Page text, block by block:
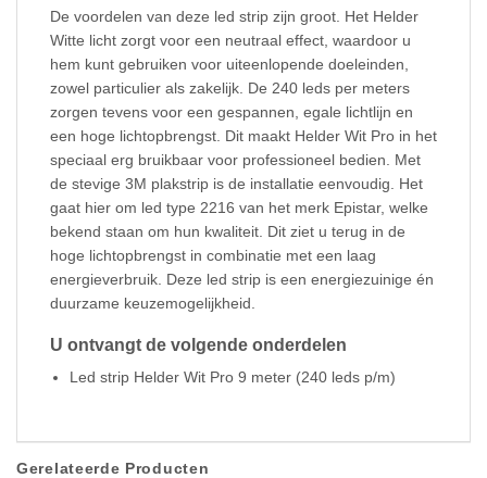
De voordelen van deze led strip zijn groot. Het Helder
Witte licht zorgt voor een neutraal effect, waardoor u
hem kunt gebruiken voor uiteenlopende doeleinden,
zowel particulier als zakelijk. De 240 leds per meters
zorgen tevens voor een gespannen, egale lichtlijn en
een hoge lichtopbrengst. Dit maakt Helder Wit Pro in het
speciaal erg bruikbaar voor professioneel bedien. Met
de stevige 3M plakstrip is de installatie eenvoudig. Het
gaat hier om led type 2216 van het merk Epistar, welke
bekend staan om hun kwaliteit. Dit ziet u terug in de
hoge lichtopbrengst in combinatie met een laag
energieverbruik. Deze led strip is een energiezuinige én
duurzame keuzemogelijkheid.
U ontvangt de volgende onderdelen
Led strip Helder Wit Pro 9 meter (240 leds p/m)
Gerelateerde Producten